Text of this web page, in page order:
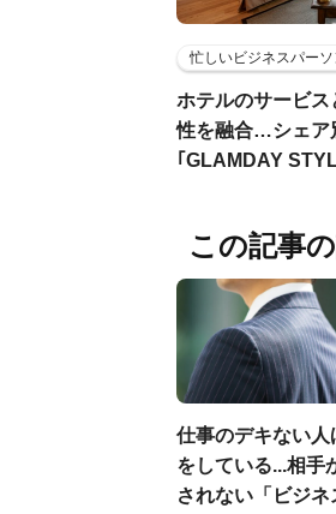
忙しいビジネスパー
ホテルのサービス
性を融合…シェア
｢GLAMDAY
この記事
仕事のデキない人
をしている...相手
されない「ビジ